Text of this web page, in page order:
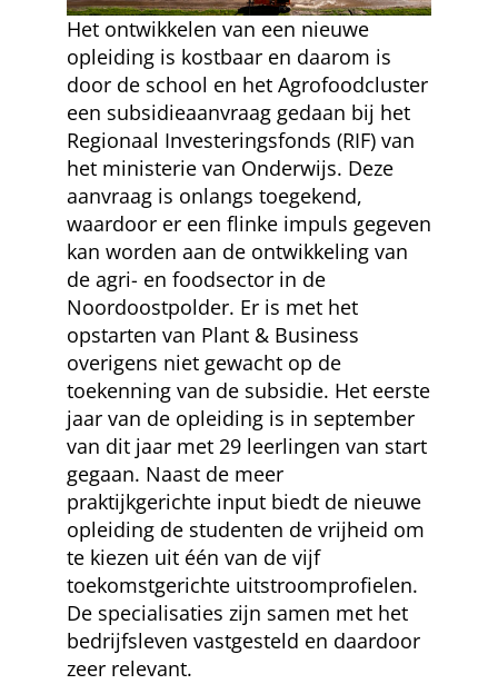
Het ontwikkelen van een nieuwe
opleiding is kostbaar en daarom is
door de school en het Agrofoodcluster
een subsidieaanvraag gedaan bij het
Regionaal Investeringsfonds (RIF) van
het ministerie van Onderwijs. Deze
aanvraag is onlangs toegekend,
waardoor er een flinke impuls gegeven
kan worden aan de ontwikkeling van
de agri- en foodsector in de
Noordoostpolder. Er is met het
opstarten van Plant & Business
overigens niet gewacht op de
toekenning van de subsidie. Het eerste
jaar van de opleiding is in september
van dit jaar met 29 leerlingen van start
gegaan. Naast de meer
praktijkgerichte input biedt de nieuwe
opleiding de studenten de vrijheid om
te kiezen uit één van de vijf
toekomstgerichte uitstroomprofielen.
De specialisaties zijn samen met het
bedrijfsleven vastgesteld en daardoor
zeer relevant.